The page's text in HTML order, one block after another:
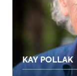
KAY POLLAK